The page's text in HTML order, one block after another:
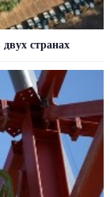
странах